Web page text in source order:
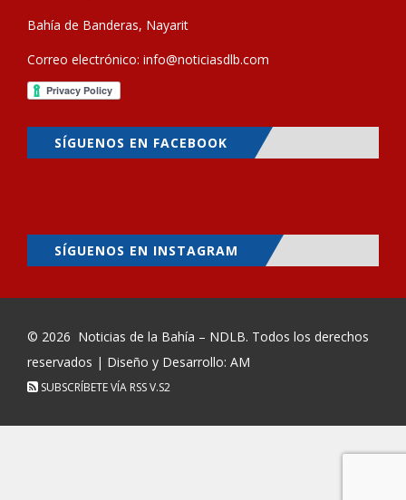
Bahía de Banderas, Nayarit
Correo electrónico: info@noticiasdlb.com
SÍGUENOS EN FACEBOOK
SÍGUENOS EN INSTAGRAM
© 2026 Noticias de la Bahía – NDLB. Todos los derechos
reservados | Diseño y Desarrollo: AM
SUBSCRÍBETE VÍA RSSV.S2